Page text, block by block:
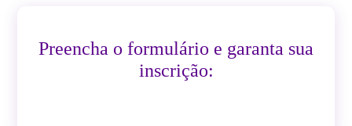
Preencha o formulário e garanta sua
inscrição: